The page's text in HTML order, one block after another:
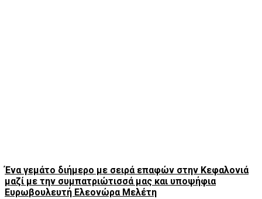
Ένα γεμάτο διήμερο με σειρά επαφών στην Κεφαλονιά
μαζί με την συμπατριώτισσά μας και υποψήφια
Ευρωβουλευτή Ελεονώρα Μελέτη